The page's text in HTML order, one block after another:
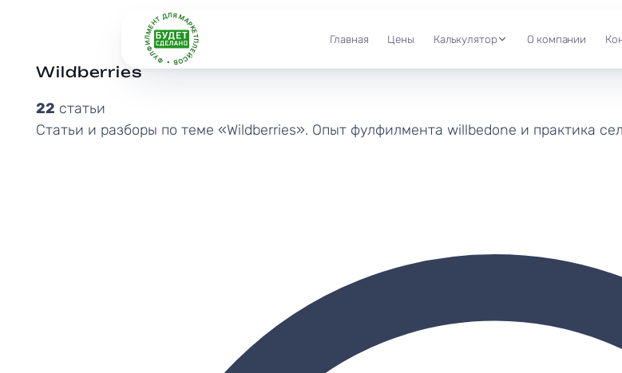
ФУЛФИЛМЕНТ ДЛЯ МАРКЕТПЛЕЙСОВ • Главная Цены Калькулятор О компании
Wildberries
22 статьи
Статьи и разборы по теме «Wildberries». Опыт фулфилмента willbedone и практика